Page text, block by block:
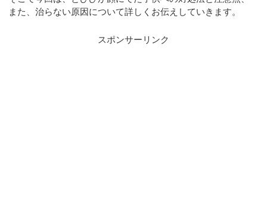
また、治らない原因について詳しくお伝えしていきます。
スポンサーリンク